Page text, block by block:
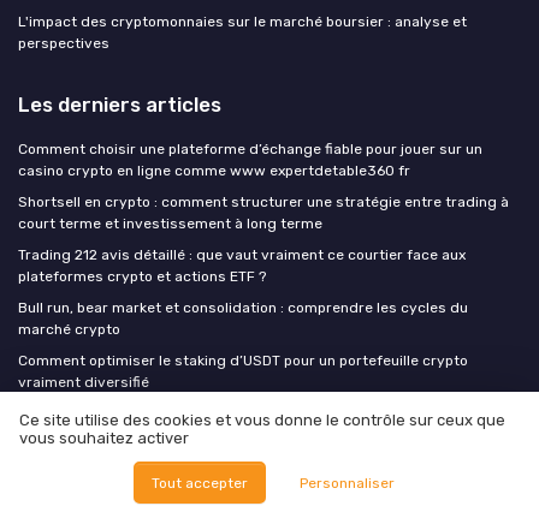
L'impact des cryptomonnaies sur le marché boursier : analyse et
perspectives
Les derniers articles
Comment choisir une plateforme d’échange fiable pour jouer sur un
casino crypto en ligne comme www expertdetable360 fr
Shortsell en crypto : comment structurer une stratégie entre trading à
court terme et investissement à long terme
Trading 212 avis détaillé : que vaut vraiment ce courtier face aux
plateformes crypto et actions ETF ?
Bull run, bear market et consolidation : comprendre les cycles du
marché crypto
Comment optimiser le staking d’USDT pour un portefeuille crypto
vraiment diversifié
Crypto insiders
Ce site utilise des cookies et vous donne le contrôle sur ceux que
vous souhaitez activer
Tout accepter Personnaliser